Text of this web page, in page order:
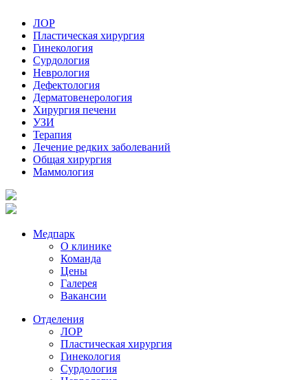
ЛОР
Пластическая хирургия
Гинекология
Сурдология
Неврология
Дефектология
Дерматовенерология
Хирургия печени
УЗИ
Терапия
Лечение редких заболеваний
Общая хирургия
Маммология
Медпарк
О клинике
Команда
Цены
Галерея
Вакансии
Отделения
ЛОР
Пластическая хирургия
Гинекология
Сурдология